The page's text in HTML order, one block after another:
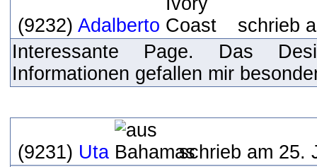
(9232) Adalberto
schrieb
Interessante Page. Das
Informationen gefallen mir
(9231) Uta
schrieb am 25.